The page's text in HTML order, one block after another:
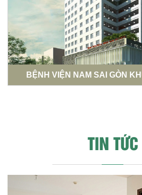
BỆNH VIỆN NAM SAI GÒN
TIN TỨC